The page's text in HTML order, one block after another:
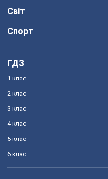
Світ
Спорт
ГДЗ
1 клас
2 клас
3 клас
4 клас
5 клас
6 клас